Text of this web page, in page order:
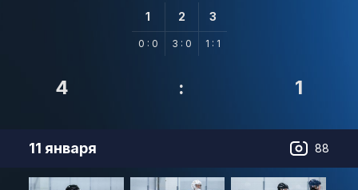
1
0 : 0
2
3 : 0
3
1 : 1
4 : 1
11 января 88